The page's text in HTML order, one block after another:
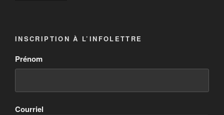
INSCRIPTION À L’INFOLETTRE
Prénom
Courriel